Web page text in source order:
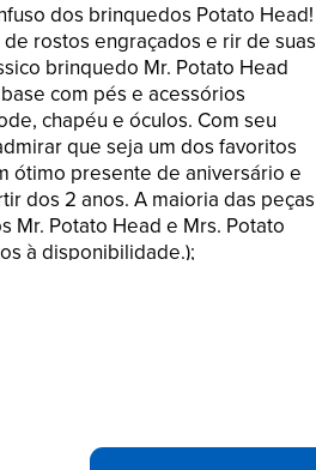
dos brinquedos Potato Head!
rostos engraçados e rir de suas
brinquedo Mr. Potato Head
com pés e acessórios
chapéu e óculos. Com seu
que seja um dos favoritos
ótimo presente de aniversário e
dos 2 anos. A maioria das peças
Mr. Potato Head e Mrs. Potato
à disponibilidade.);
hora de dar muita risada com as